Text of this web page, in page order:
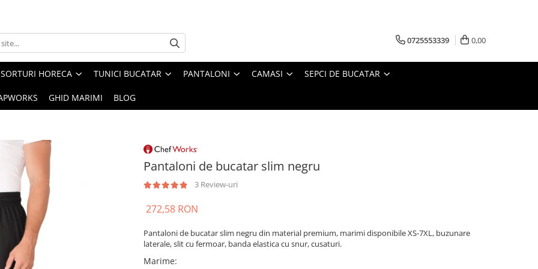
0725553339 0,00
SORTURI HORECA TUNICI BUCATAR PANTALONI CAMASI SEPCI DE BUCATAR
GHID MARIMI BLOG
Pantaloni de bucatar slim negru
3 Review-uri
272,58 RON
Pantaloni de bucatar slim negru din material premium, marimi disponibile XS-7XL, buzunare
laterale, slit cu fermoar, banda elastica cu snur, cusaturi.
Marime: